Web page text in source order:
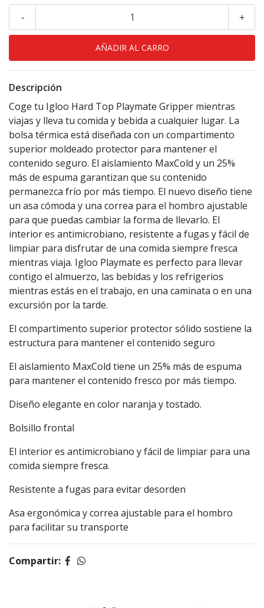
+
-
Descripción
Coge tu Igloo Hard Top Playmate Gripper mientras
viajas y lleva tu comida y bebida a cualquier lugar. La
bolsa térmica está diseñada con un compartimento
superior moldeado protector para mantener el
contenido seguro. El aislamiento MaxCold y un 25%
más de espuma garantizan que su contenido
permanezca frío por más tiempo. El nuevo diseño tiene
un asa cómoda y una correa para el hombro ajustable
para que puedas cambiar la forma de llevarlo. El
interior es antimicrobiano, resistente a fugas y fácil de
limpiar para disfrutar de una comida siempre fresca
mientras viaja. Igloo Playmate es perfecto para llevar
contigo el almuerzo, las bebidas y los refrigerios
mientras estás en el trabajo, en una caminata o en una
excursión por la tarde.
El compartimento superior protector sólido sostiene la
estructura para mantener el contenido seguro
El aislamiento MaxCold tiene un 25% más de espuma
para mantener el contenido fresco por más tiempo.
Diseño elegante en color naranja y tostado.
Bolsillo frontal
El interior es antimicrobiano y fácil de limpiar para una
comida siempre fresca.
Resistente a fugas para evitar desorden
Asa ergonómica y correa ajustable para el hombro
para facilitar su transporte
Compartir: